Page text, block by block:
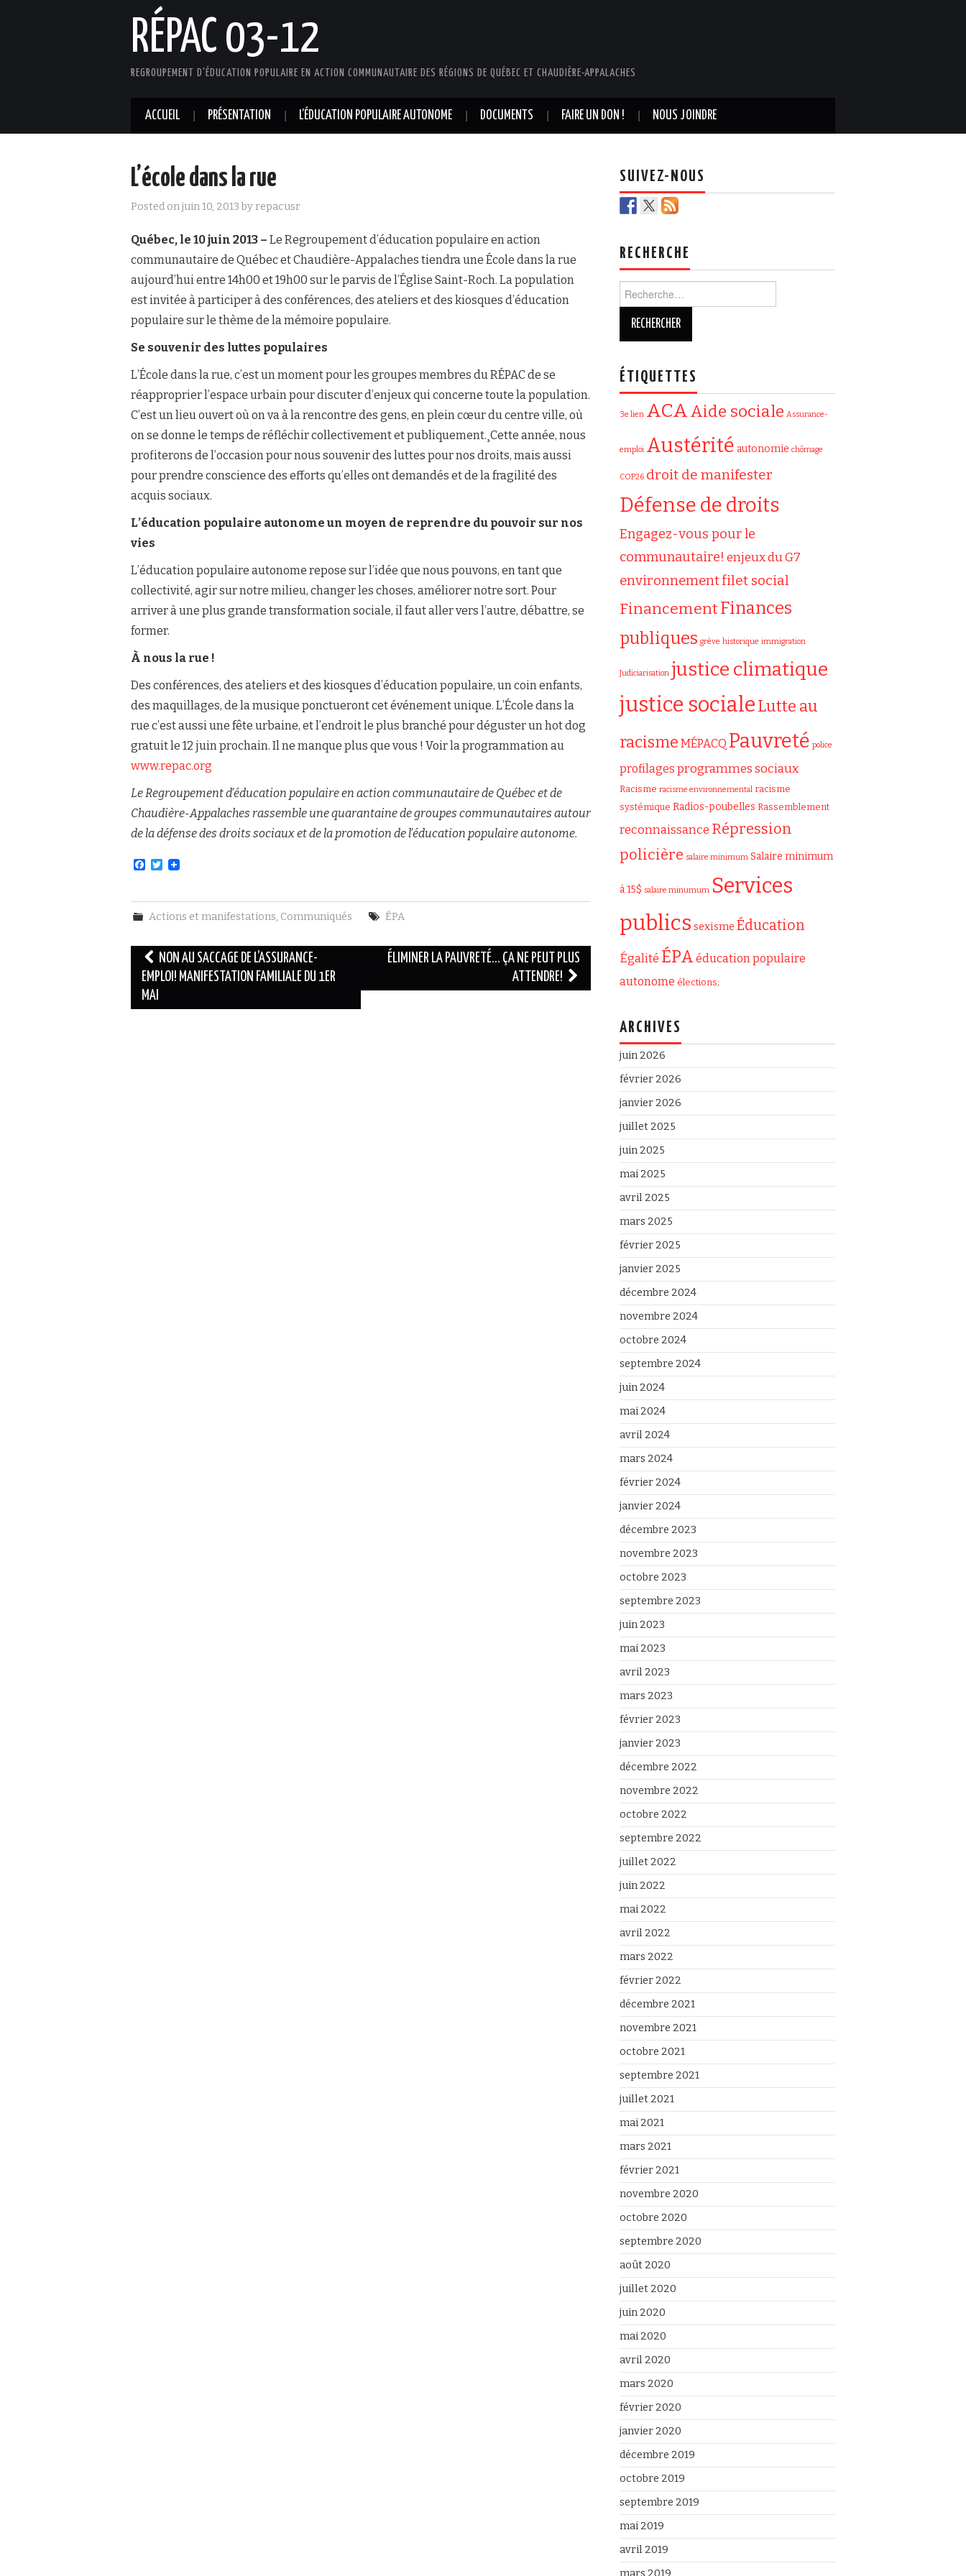
RÉPAC 03-12
REGROUPEMENT D'ÉDUCATION POPULAIRE EN ACTION COMMUNAUTAIRE DES RÉGIONS DE QUÉBEC ET CHAUDIÈRE-APPALACHES
ACCUEIL PRÉSENTATION L’ÉDUCATION POPULAIRE AUTONOME DOCUMENTS FAIRE UN DON ! NOUS JOINDRE
L’école dans la rue
Posted onjuin 10, 2013 byrepacusr
Québec, le 10 juin 2013 – Le Regroupement d’éducation populaire en action
communautaire de Québec et Chaudière-Appalaches tiendra une École dans la rue
aujourd’hui entre 14h00 et 19h00 sur le parvis de l’Église Saint-Roch. La population
est invitée à participer à des conférences, des ateliers et des kiosques d’éducation
populaire sur le thème de la mémoire populaire.
Se souvenir des luttes populaires
L’École dans la rue, c’est un moment pour les groupes membres du RÉPAC de se
réapproprier l’espace urbain pour discuter d’enjeux qui concerne toute la population.
C’est un lieu ouvert où on va à la rencontre des gens, en plein cœur du centre ville, où
on se donne le temps de réfléchir collectivement et publiquement.¸Cette année, nous
profiterons de l’occasion pour nous souvenir des luttes pour nos droits, mais aussi
pour prendre conscience des efforts qu’elles ont demandés et de la fragilité des
acquis sociaux.
L’éducation populaire autonome un moyen de reprendre du pouvoir sur nos
vies
L’éducation populaire autonome repose sur l’idée que nous pouvons, en tant que
collectivité, agir sur notre milieu, changer les choses, améliorer notre sort. Pour
arriver à une plus grande transformation sociale, il faut aller vers l’autre, débattre, se
former.
À nous la rue !
Des conférences, des ateliers et des kiosques d’éducation populaire, un coin enfants,
des maquillages, de la musique ponctueront cet événement unique. L’École dans la
rue c’est aussi une fête urbaine, et l’endroit le plus branché pour déguster un hot dog
gratuit le 12 juin prochain. Il ne manque plus que vous ! Voir la programmation au
www.repac.org
Le Regroupement d’éducation populaire en action communautaire de Québec et de
Chaudière-Appalaches rassemble une quarantaine de groupes communautaires autour
de la défense des droits sociaux et de la promotion de l’éducation populaire autonome.
F
e
b
o
k
T
t
t
e
Actions et manifestations, Communiqués ÉPA
Navigation
des
articles
NON AU SACCAGE DE L’ASSURANCE-
EMPLOI! MANIFESTATION FAMILIALE DU 1ER
MAI
ÉLIMINER LA PAUVRETÉ… ÇA NE PEUT PLUS
ATTENDRE!
SUIVEZ-NOUS
RECHERCHE
ÉTIQUETTES
3e lien ACAAide sociale Assurance-
emploi Austérité autonomie chômage
COP26 droit de manifester
Défense de droits
Engagez-vous pour le
communautaire! enjeux du G7
environnementfilet social
FinancementFinances
publiques grève historique immigration
Judiciarisation justice climatique
justice socialeLutte au
racisme MÉPACQ Pauvreté police
profilages programmes sociaux
Racisme racisme environnemental racisme
systémique Radios-poubelles Rassemblement
reconnaissance Répression
policière salaire minimum Salaire minimum
à 15$ salaire minumum Services
publics sexisme Éducation
Égalité ÉPA éducation populaire
autonome élections;
ARCHIVES
juin 2026
février 2026
janvier 2026
juillet 2025
juin 2025
mai 2025
avril 2025
mars 2025
février 2025
janvier 2025
décembre 2024
novembre 2024
octobre 2024
septembre 2024
juin 2024
mai 2024
avril 2024
mars 2024
février 2024
janvier 2024
décembre 2023
novembre 2023
octobre 2023
septembre 2023
juin 2023
mai 2023
avril 2023
mars 2023
février 2023
janvier 2023
décembre 2022
novembre 2022
octobre 2022
septembre 2022
juillet 2022
juin 2022
mai 2022
avril 2022
mars 2022
février 2022
décembre 2021
novembre 2021
octobre 2021
septembre 2021
juillet 2021
mai 2021
mars 2021
février 2021
novembre 2020
octobre 2020
septembre 2020
août 2020
juillet 2020
juin 2020
mai 2020
avril 2020
mars 2020
février 2020
janvier 2020
décembre 2019
octobre 2019
septembre 2019
mai 2019
avril 2019
mars 2019